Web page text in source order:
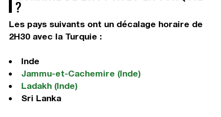
?
Les pays suivants ont un décalage horaire de
2H30 avec la Turquie :
Inde
Jammu-et-Cachemire (Inde)
Ladakh (Inde)
Sri Lanka